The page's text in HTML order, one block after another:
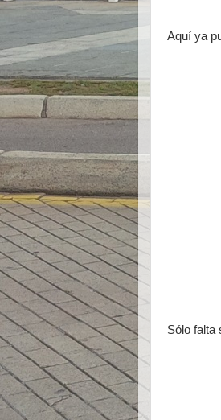
Aquí ya
Sólo falta